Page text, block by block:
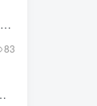
83
85